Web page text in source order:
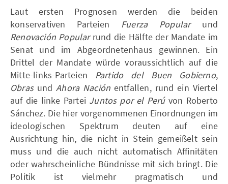
Laut ersten Prognosen werden die beiden
konservativen Parteien Fuerza Popularund
Renovación Popularrund die Hälfte der Mandate im
Senat und im Abgeordnetenhaus gewinnen. Ein
Drittel der Mandate würde voraussichtlich auf die
Mitte-links-Parteien Partido del Buen Gobierno,
ObrasundAhora Nación entfallen, rund ein Viertel
auf die linke Partei Juntos por el Perúvon Roberto
Sánchez. Die hier vorgenommenen Einordnungen im
ideologischen Spektrum deuten auf eine
Ausrichtung hin, die nicht in Stein gemeißelt sein
muss und die auch nicht automatisch Affinitäten
oder wahrscheinliche Bündnisse mit sich bringt. Die
Politik ist vielmehr pragmatisch und